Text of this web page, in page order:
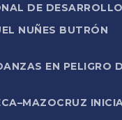
DE
NUÑES BUTRÓN
EN PELIGRO